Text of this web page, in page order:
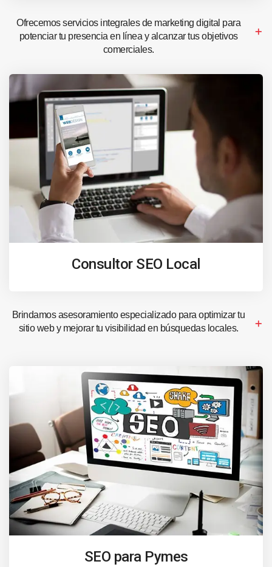
Ofrecemos servicios integrales de marketing digital para
potenciar tu presencia en línea y alcanzar tus objetivos
comerciales.
Consultor SEO Local
Brindamos asesoramiento especializado para optimizar tu
sitio web y mejorar tu visibilidad en búsquedas locales.
SEO para Pymes